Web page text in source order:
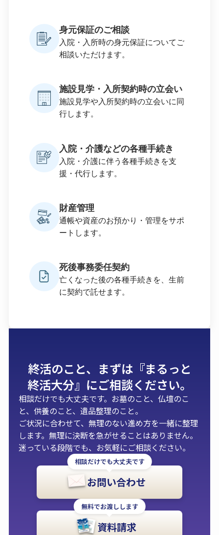
身元保証のご相談
入院・入所時の身元保証についてご
相談いただけます。
施設見学・入所契約時の立会い
施設見学や入所契約時の立会いに同
行します。
入院・介護などの各種手続き
入院・介護に伴う各種手続きを支
援・代行します。
財産管理
通帳や資産のお預かり・管理をサポ
ートします。
死後事務委任契約
亡くなった後の各種手続きを、生前
に契約で託せます。
終活の​こと、​まずは『まるっと​
終活大分』に​ご相談ください。
相談だけでも大丈夫です。お墓のこと、仏壇のこ
と、供養のこと、遺品整理のこと。
ご状況に合わせて、無理のない進め方を一緒に整理
します。無理に決断を急がせることはありません。
迷っている段階でも、お気軽にご相談ください。
相談だけでも大丈夫です
お問い合わせ
無料でお渡しします
資料請求